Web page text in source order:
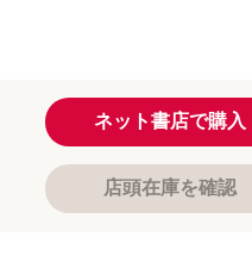
ネット書店で購入
店頭在庫を確認